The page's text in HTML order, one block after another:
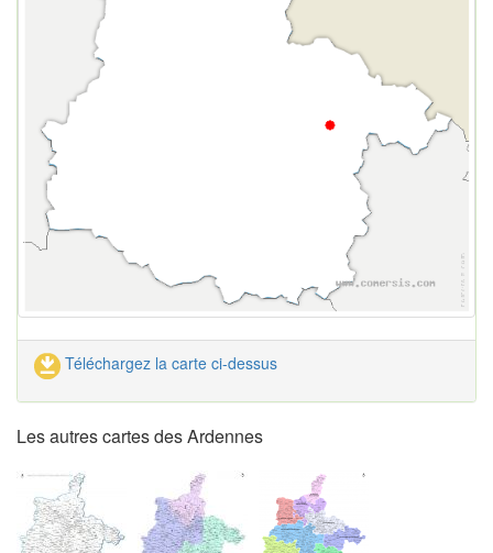
Téléchargez la carte ci-dessus
Les autres cartes des Ardennes